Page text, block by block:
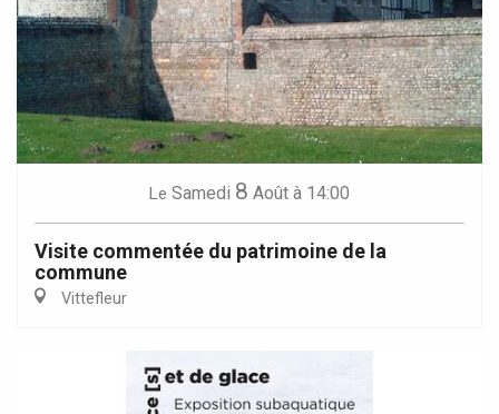
Le Samedi 8 Août à 14:00
Visite commentée du patrimoine de la
commune
Vittefleur